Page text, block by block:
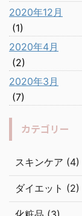
2020年12月
(1)
2020年4月
(2)
2020年3月
(7)
カテゴリー
スキンケア (4)
ダイエット (2)